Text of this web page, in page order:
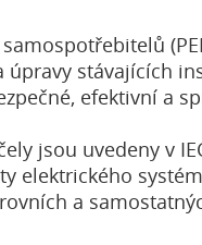
úpravy stávajících
efektivní a
jsou uvedeny v
elektrického
a